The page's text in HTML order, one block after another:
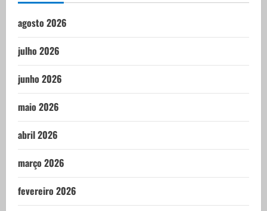
agosto 2026
julho 2026
junho 2026
maio 2026
abril 2026
março 2026
fevereiro 2026